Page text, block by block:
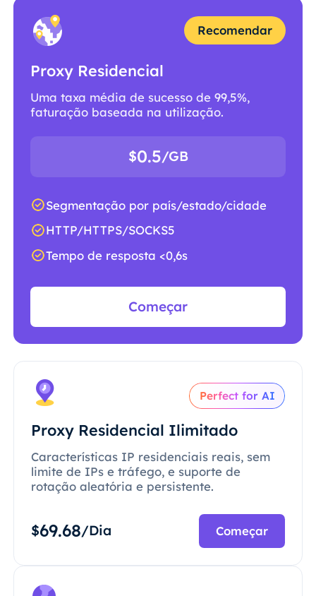
Recomendar
Proxy Residencial
Uma taxa média de sucesso de 99,5%,
faturação baseada na utilização.
$0.5/GB
Segmentação por país/estado/cidade
HTTP/HTTPS/SOCKS5
Tempo de resposta <0,6s
Começar
Perfect for AI
Proxy Residencial Ilimitado
Características IP residenciais reais, sem
limite de IPs e tráfego, e suporte de
rotação aleatória e persistente.
$69.68/Dia Começar